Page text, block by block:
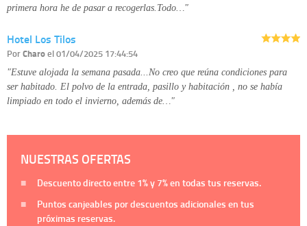
primera hora he de pasar a recogerlas.Todo…"
Hotel Los Tilos
PorCharoel 01/04/2025 17:44:54
"Estuve alojada la semana pasada...No creo que reúna condiciones para
ser habitado. El polvo de la entrada, pasillo y habitación , no se había
limpiado en todo el invierno, además de…"
NUESTRAS OFERTAS
Descuento directo entre 1%y 7%en todas tus reservas.
Puntos canjeables por descuentos adicionales en tus
próximas reservas.